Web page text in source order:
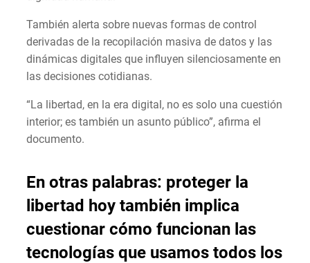
También alerta sobre nuevas formas de control
derivadas de la recopilación masiva de datos y las
dinámicas digitales que influyen silenciosamente en
las decisiones cotidianas.
“La libertad, en la era digital, no es solo una cuestión
interior; es también un asunto público”, afirma el
documento.
En otras palabras: proteger la
libertad hoy también implica
cuestionar cómo funcionan las
tecnologías que usamos todos los